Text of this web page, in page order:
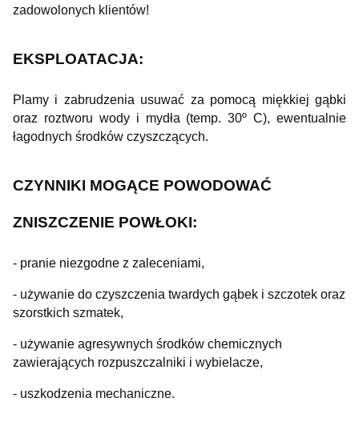
zadowolonych klientów!
EKSPLOATACJA:
Plamy i zabrudzenia usuwać za pomocą miękkiej gąbki
oraz roztworu wody i mydła (temp. 30º C), ewentualnie
łagodnych środków czyszczących.
CZYNNIKI MOGĄCE POWODOWAĆ
ZNISZCZENIE POWŁOKI:
- pranie niezgodne z zaleceniami,
- używanie do czyszczenia twardych gąbek i szczotek oraz
szorstkich szmatek,
- używanie agresywnych środków chemicznych
zawierających rozpuszczalniki i wybielacze,
- uszkodzenia mechaniczne.